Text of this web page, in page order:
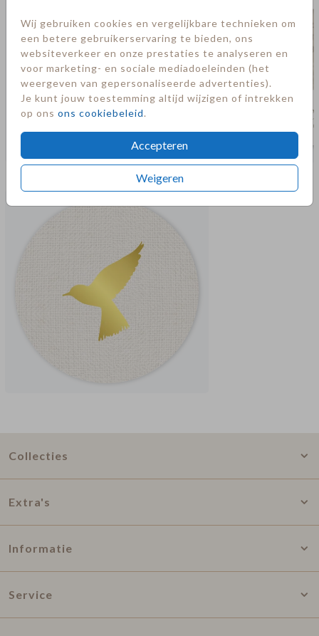
Wij gebruiken cookies en vergelijkbare technieken om
een betere gebruikerservaring te bieden, ons
websiteverkeer en onze prestaties te analyseren en
voor marketing- en sociale mediadoeleinden (het
weergeven van gepersonaliseerde advertenties).
Je kunt jouw toestemming altijd wijzigen of intrekken
op ons ons cookiebeleid.
Accepteren
Weigeren
Collecties
Extra's
Informatie
Service